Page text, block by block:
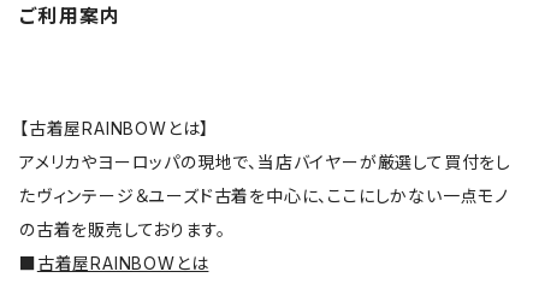
ご利用案内
【古着屋RAINBOWとは】
アメリカやヨーロッパの現地で、当店バイヤーが厳選して買付をし
たヴィンテージ＆ユーズド古着を中心に、ここにしかない一点モノ
の古着を販売しております。
■古着屋RAINBOWとは